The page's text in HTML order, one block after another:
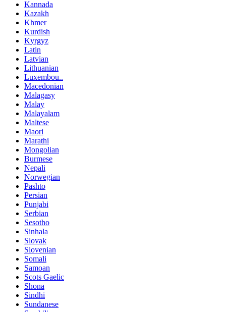
Kannada
Kazakh
Khmer
Kurdish
Kyrgyz
Latin
Latvian
Lithuanian
Luxembou..
Macedonian
Malagasy
Malay
Malayalam
Maltese
Maori
Marathi
Mongolian
Burmese
Nepali
Norwegian
Pashto
Persian
Punjabi
Serbian
Sesotho
Sinhala
Slovak
Slovenian
Somali
Samoan
Scots Gaelic
Shona
Sindhi
Sundanese